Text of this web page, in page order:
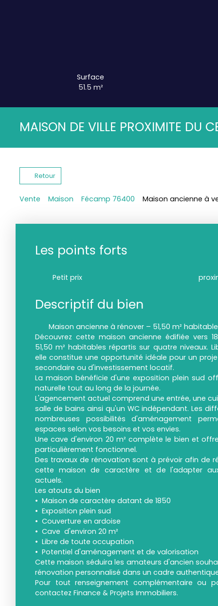
Surface
51.5 m²
MAISON DE VILLE PROXIMITE DU
Retour
Vente Maison Fécamp 76400 Maison ancienne à
Les points forts
Petit prix
Descriptif du bien
Maison ancienne à rénover – 51,50 m²
Découvrez cette maison ancienne édifiée vers
51,50 m² habitables répartis sur quatre niveaux.
elle constitue une opportunité idéale pour un
secondaire ou d'investissement locatif.
La maison bénéficie d'une exposition plein sud
naturelle tout au long de la journée.
L'agencement actuel comprend une entrée, une
salle de bains ainsi qu'un WC indépendant. Les
nombreuses possibilités d'aménagement
espaces selon vos besoins et vos envies.
Une cave d'environ 20 m² complète le bien et
particulièrement fonctionnel.
Des travaux de rénovation sont à prévoir afin de
cette maison de caractère et de l'adapter
actuels.
Les atouts du bien
Maison de caractère datant de 1850
Exposition plein sud
Couverture en ardoise
Cave d'environ 20 m²
Libre de toute occupation
Potentiel d'aménagement et de valorisation
Cette maison séduira les amateurs d'ancien
rénovation personnalisé dans un cadre
Pour tout renseignement complémentaire ou
contactez Finance & Projets Immobiliers.